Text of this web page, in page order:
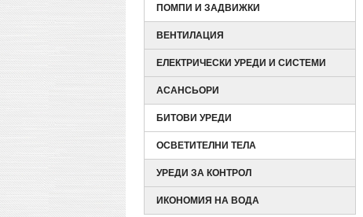
ПОМПИ И ЗАДВИЖКИ
ВЕНТИЛАЦИЯ
ЕЛЕКТРИЧЕСКИ УРЕДИ И СИСТЕМИ
АСАНСЬОРИ
БИТОВИ УРЕДИ
ОСВЕТИТЕЛНИ ТЕЛА
УРЕДИ ЗА КОНТРОЛ
ИКОНОМИЯ НА ВОДА